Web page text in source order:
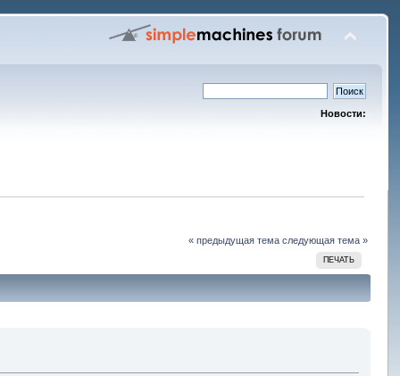
Новости:
« предыдущая тема следующая тема »
ПЕЧАТЬ